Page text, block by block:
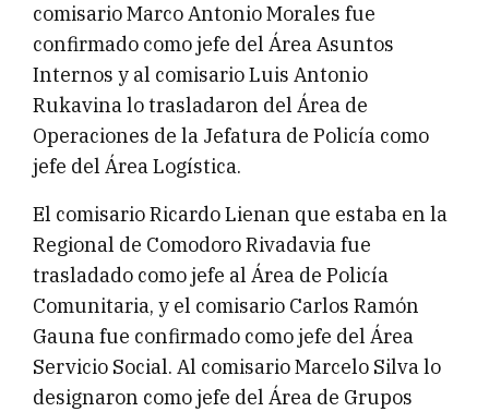
comisario Marco Antonio Morales fue
confirmado como jefe del Área Asuntos
Internos y al comisario Luis Antonio
Rukavina lo trasladaron del Área de
Operaciones de la Jefatura de Policía como
jefe del Área Logística.
El comisario Ricardo Lienan que estaba en la
Regional de Comodoro Rivadavia fue
trasladado como jefe al Área de Policía
Comunitaria, y el comisario Carlos Ramón
Gauna fue confirmado como jefe del Área
Servicio Social. Al comisario Marcelo Silva lo
designaron como jefe del Área de Grupos